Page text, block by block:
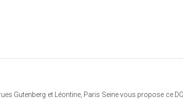
Gutenberg et Léontine, Paris Seine vous propose ce